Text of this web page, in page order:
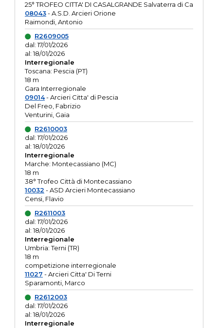
25° TROFEO CITTA' DI CASALGRANDE Salvaterra di Ca
08043- A.S.D. Arcieri Orione
Raimondi, Antonio
R2609005
dal: 17/01/2026
al: 18/01/2026
Interregionale
Toscana: Pescia (PT)
18 m
Gara Interregionale
09014- Arcieri Citta' di Pescia
Del Freo, Fabrizio
Venturini, Gaia
R2610003
dal: 17/01/2026
al: 18/01/2026
Interregionale
Marche: Montecassiano (MC)
18 m
38° Trofeo Città di Montecassiano
10032 - ASD Arcieri Montecassiano
Censi, Flavio
R2611003
dal: 17/01/2026
al: 18/01/2026
Interregionale
Umbria: Terni (TR)
18 m
competizione interregionale
11027 - Arcieri Citta' Di Terni
Sparamonti, Marco
R2612003
dal: 17/01/2026
al: 18/01/2026
Interregionale